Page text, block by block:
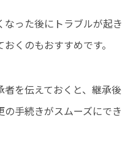
った後にトラブルが起き
くのもおすすめです。
を伝えておくと、継承後
手続きがスムーズにでき